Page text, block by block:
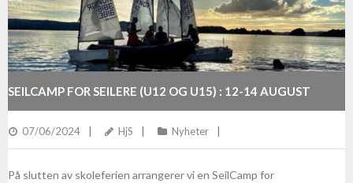
SEILCAMP FOR SEILERE (U12 OG U15) : 12-14 AUGUST
07/06/2024 HjS Nyheter
På slutten av skoleferien arrangerer vi en SeilCamp for